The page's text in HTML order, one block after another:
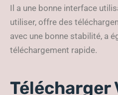
Il a une bonne interface
utiliser, offre des
avec une bonne stabilité, a
téléchargement rapide.
Télécharger